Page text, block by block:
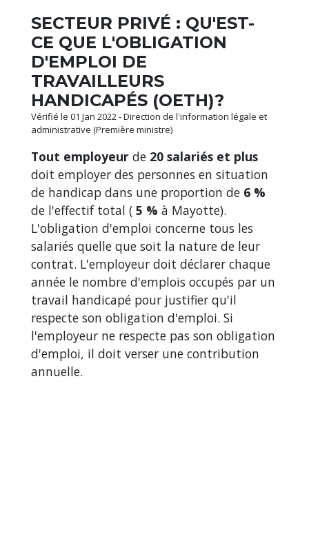
SECTEUR PRIVÉ : QU'EST-
CE QUE L'OBLIGATION
D'EMPLOI DE
TRAVAILLEURS
HANDICAPÉS (OETH)?
Vérifié le 01 Jan 2022 - Direction de l'information légale et
administrative (Première ministre)
Tout employeur de 20 salariés et plus
doit employer des personnes en situation
de handicap dans une proportion de 6 %
de l'effectif total ( 5 % à Mayotte).
L'obligation d'emploi concerne tous les
salariés quelle que soit la nature de leur
contrat. L'employeur doit déclarer chaque
année le nombre d'emplois occupés par un
travail handicapé pour justifier qu'il
respecte son obligation d'emploi. Si
l'employeur ne respecte pas son obligation
d'emploi, il doit verser une contribution
annuelle.